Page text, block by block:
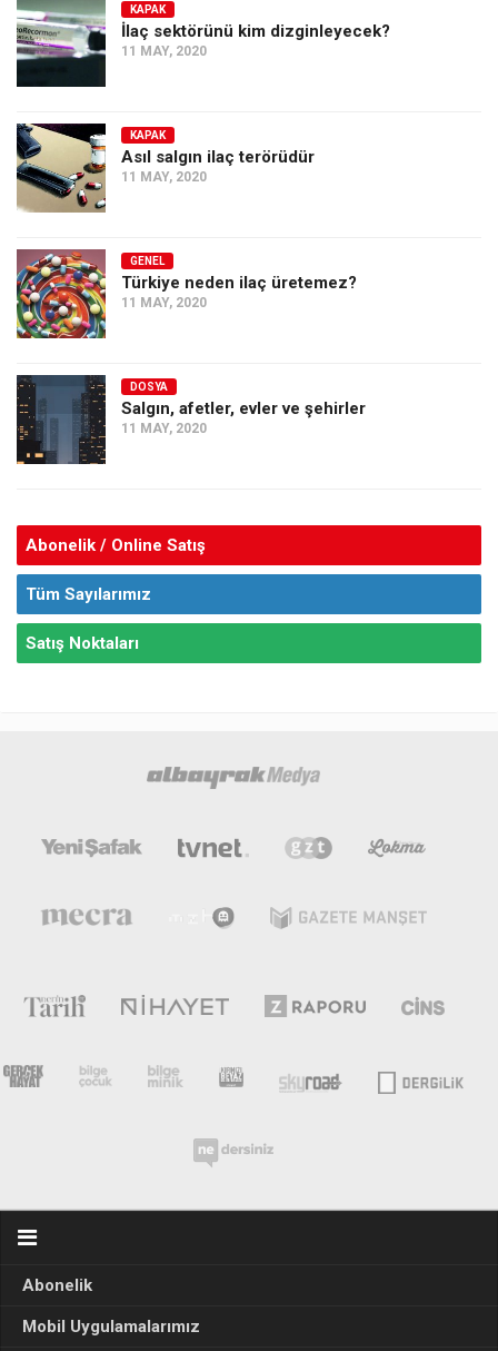
Dosyalar
KAPAK
İlaç sektörünü kim dizginleyecek?
11 MAY, 2020
KAPAK
Asıl salgın ilaç terörüdür
11 MAY, 2020
GENEL
Türkiye neden ilaç üretemez?
11 MAY, 2020
DOSYA
Salgın, afetler, evler ve şehirler
11 MAY, 2020
Abonelik / Online Satış
Tüm Sayılarımız
Satış Noktaları
Abonelik
Mobil Uygulamalarımız